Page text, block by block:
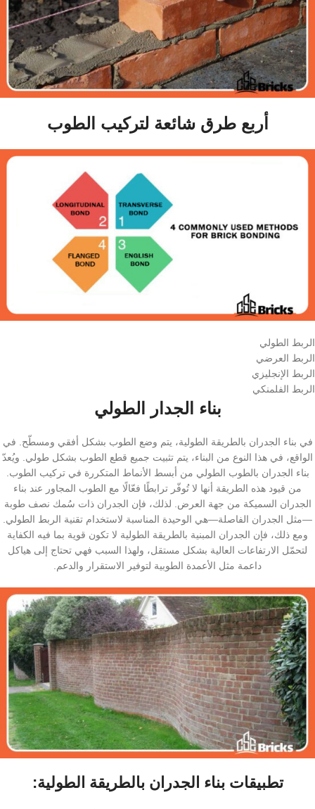
أربع طرق شائعة لتركيب الطوب
الربط الطولي
الربط العرضي
الربط الإنجليزي
الربط الفلمنكي
بناء الجدار الطولي
في بناء الجدران بالطريقة الطولية، يتم وضع الطوب بشكل أفقي ومسطّح. في
الواقع، في هذا النوع من البناء، يتم تثبيت جميع قطع الطوب بشكل طولي. ويُعدّ
بناء الجدران بالطوب الطولي من أبسط الأنماط المتكررة في تركيب الطوب.
من قيود هذه الطريقة أنها لا تُوفّر ترابطًا فعّالًا مع الطوب المجاور عند بناء
الجدران السميكة من جهة العرض. لذلك، فإن الجدران ذات سُمك نصف طوبة
—مثل الجدران الفاصلة—هي الوحيدة المناسبة لاستخدام تقنية الربط الطولي.
ومع ذلك، فإن الجدران المبنية بالطريقة الطولية لا تكون قوية بما فيه الكفاية
لتحمّل الارتفاعات العالية بشكل مستقل، ولهذا السبب فهي تحتاج إلى هياكل
داعمة مثل الأعمدة الطوبية لتوفير الاستقرار والدعم.
تطبيقات بناء الجدران بالطريقة الطولية: